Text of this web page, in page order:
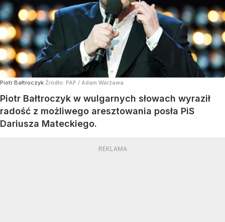
Piotr Bałtroczyk Źródło: PAP / Adam Warżawa
Piotr Bałtroczyk w wulgarnych słowach wyraził
radość z możliwego aresztowania posła PiS
Dariusza Mateckiego.